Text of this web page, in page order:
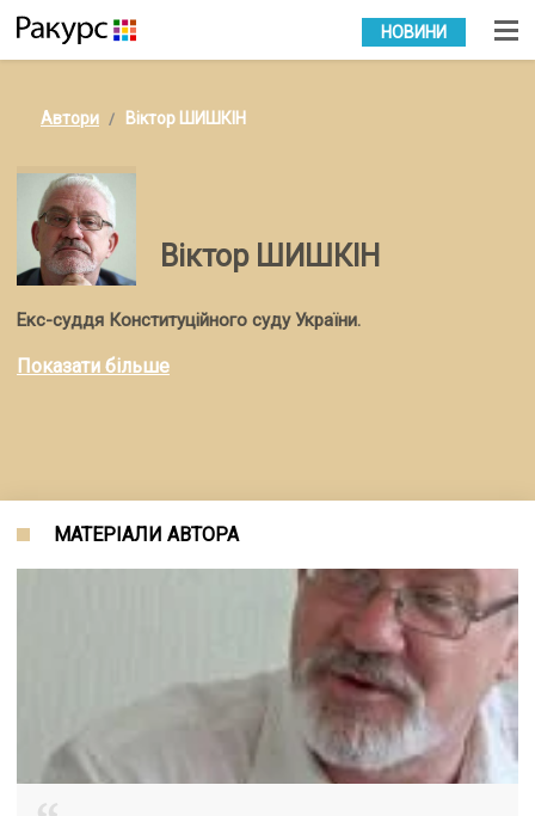
УКР РУС
НОВИНИ
Автори Віктор ШИШКІН
Віктор ШИШКІН
Екс-суддя Конституційного суду України.
Показати більше
МАТЕРІАЛИ АВТОРА